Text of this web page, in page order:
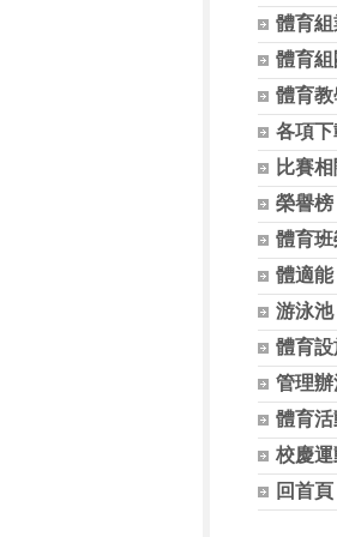
體育組
體育組
體育教
各項下
比賽
榮譽榜
體育
體適能
游泳池
體育設
管理辦
體育
校慶
回首頁